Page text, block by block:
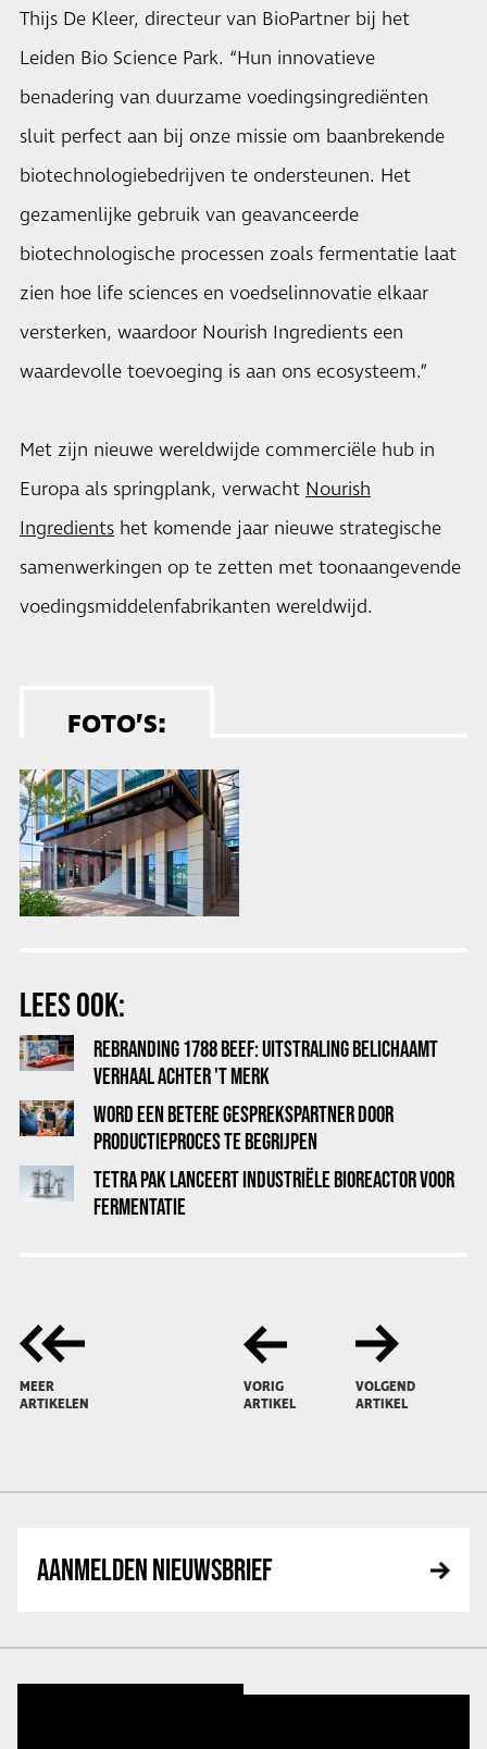
Thijs De Kleer, directeur van BioPartner bij het
Leiden Bio Science Park. “Hun innovatieve
benadering van duurzame voedingsingrediënten
sluit perfect aan bij onze missie om baanbrekende
biotechnologiebedrijven te ondersteunen. Het
gezamenlijke gebruik van geavanceerde
biotechnologische processen zoals fermentatie laat
zien hoe life sciences en voedselinnovatie elkaar
versterken, waardoor Nourish Ingredients een
waardevolle toevoeging is aan ons ecosysteem.”
Met zijn nieuwe wereldwijde commerciële hub in
Europa als springplank, verwacht Nourish
Ingredients het komende jaar nieuwe strategische
samenwerkingen op te zetten met toonaangevende
voedingsmiddelenfabrikanten wereldwijd.
FOTO’S:
LEES OOK:
REBRANDING 1788 BEEF: UITSTRALING BELICHAAMT
VERHAAL ACHTER 'T MERK
WORD EEN BETERE GESPREKSPARTNER DOOR
PRODUCTIEPROCES TE BEGRIJPEN
TETRA PAK LANCEERT INDUSTRIËLE BIOREACTOR VOOR
FERMENTATIE
MEER
ARTIKELEN
VORIG
ARTIKEL
VOLGEND
ARTIKEL
AANMELDEN NIEUWSBRIEF